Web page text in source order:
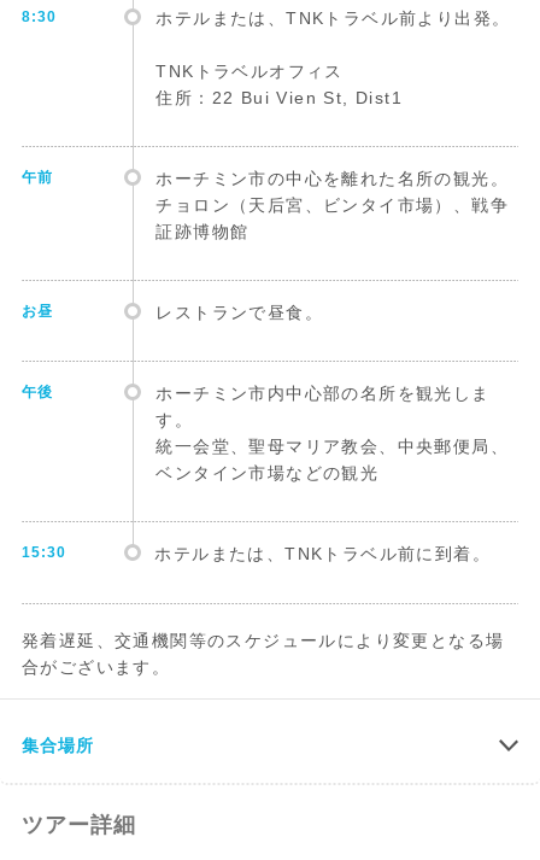
8:30 ホテルまたは、TNKトラベル前より出発。
TNKトラベルオフィス
住所：22 Bui Vien St, Dist1
午前
ホーチミン市の中心を離れた名所の観光。
チョロン（天后宮、ビンタイ市場）、戦争
証跡博物館
お昼 レストランで昼食。
午後
ホーチミン市内中心部の名所を観光しま
す。
統一会堂、聖母マリア教会、中央郵便局、
ベンタイン市場などの観光
15:30 ホテルまたは、TNKトラベル前に到着。
発着遅延、交通機関等のスケジュールにより変更となる場
合がございます。
集合場所
ツアー詳細